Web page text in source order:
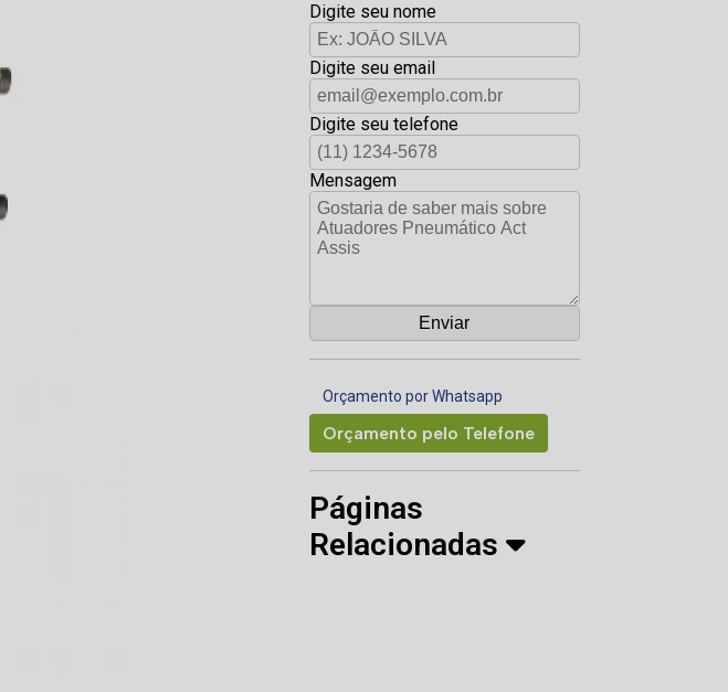
Digite seu nome
Digite seu email
Digite seu telefone
Mensagem
Orçamento por Whatsapp
Orçamento pelo Telefone
Páginas
Relacionadas